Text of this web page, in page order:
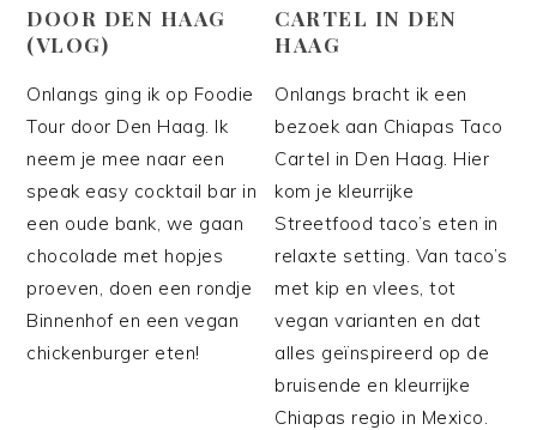
DOOR DEN HAAG
(VLOG)
Onlangs ging ik op Foodie
Tour door Den Haag. Ik
neem je mee naar een
speak easy cocktail bar in
een oude bank, we gaan
chocolade met hopjes
proeven, doen een rondje
Binnenhof en een vegan
chickenburger eten!
CARTEL IN DEN
HAAG
Onlangs bracht ik een
bezoek aan Chiapas Taco
Cartel in Den Haag. Hier
kom je kleurrijke
Streetfood taco’s eten in
relaxte setting. Van taco’s
met kip en vlees, tot
vegan varianten en dat
alles geïnspireerd op de
bruisende en kleurrijke
Chiapas regio in Mexico.